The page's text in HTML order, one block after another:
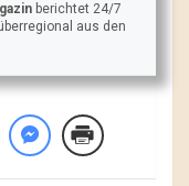
berichtet 24/7
aus den